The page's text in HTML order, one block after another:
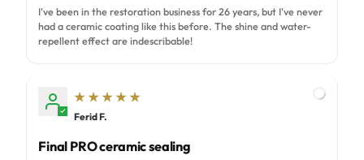
I've been in the restoration business for 26 years, but I've never
had a ceramic coating like this before. The shine and water-
repellent effect are indescribable!
Ferid F.
Final PRO ceramic sealing